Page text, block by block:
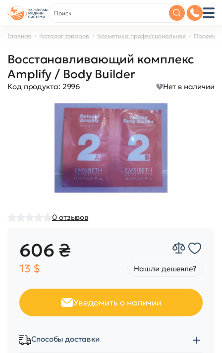
Главная Каталог товаров Косметика профессиональная
Восстанавливающий комплекс
Amplify / Body Builder
Код продукта: 2996 Нет в наличии
0 отзывов
606 ₴
13 $ Нашли дешевле?
Уведомить о наличии
Способы доставки